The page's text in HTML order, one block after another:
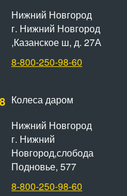
Нижний Новгород
г. Нижний Новгород
,Казанское ш, д. 27А
8-800-250-98-60
Колеса даром
Нижний Новгород
г. Нижний
Новгород,слобода
Подновье, 577
8-800-250-98-60